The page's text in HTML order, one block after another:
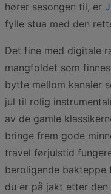
hører sesongen til, er
fylle stua med den
Det fine med digitale
mangfoldet som
bytte mellom kanaler
jul til rolig
av de gamle
bringe frem gode
travel førjulstid
beroligende bakteppe
du er på jakt etter